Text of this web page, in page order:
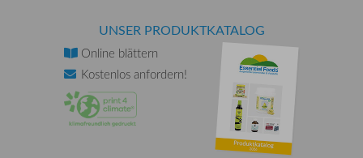
UNSER PRODUKTKATALOG
Online blättern
Kostenlos anfordern!